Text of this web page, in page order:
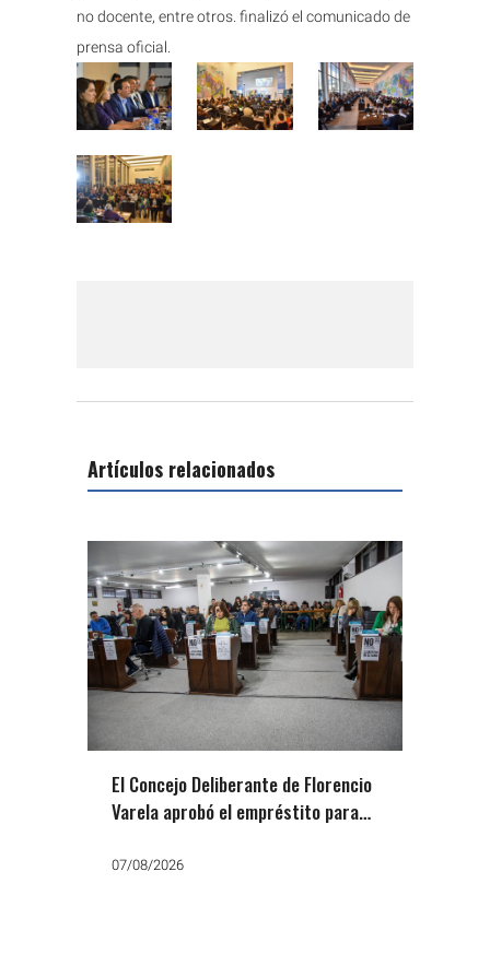
no docente, entre otros. finalizó el comunicado de
prensa oficial.
Artículos relacionados
El Concejo Deliberante de Florencio
Varela aprobó el empréstito para
07/08/2026